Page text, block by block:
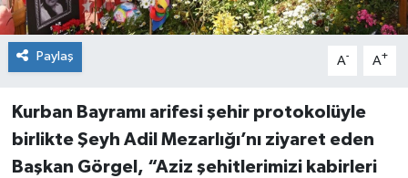
Paylaş A- A+
Kurban Bayramı arifesi şehir protokolüyle
birlikte Şeyh Adil Mezarlığı’nı ziyaret eden
Başkan Görgel, “Aziz şehitlerimizi kabirleri